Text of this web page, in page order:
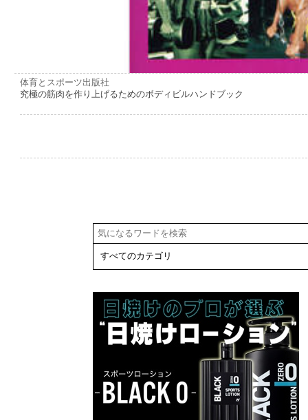
体育とスポーツ出版社
究極の筋肉を作り上げるためのボディビルハンドブック